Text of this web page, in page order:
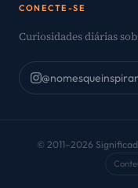
CONECTE-SE
Curiosidades diárias
© 2011–2026